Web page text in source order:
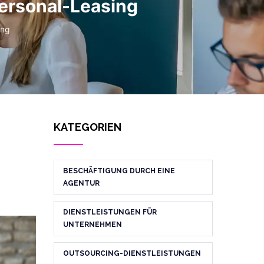
Leasing
KATEGORIEN
BESCHÄFTIGUNG DURCH EINE
AGENTUR
DIENSTLEISTUNGEN FÜR
UNTERNEHMEN
OUTSOURCING-DIENSTLEISTUNGEN